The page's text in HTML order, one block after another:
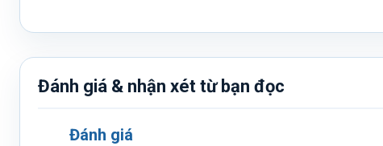
Đánh giá & nhận xét từ bạn đọc
Đánh giá